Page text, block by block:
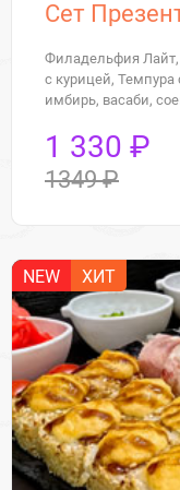
Сет
Филадельфия
с курицей, Темпура
имбирь, васаби,
1 330 ₽
1349 ₽
NEW ХИТ